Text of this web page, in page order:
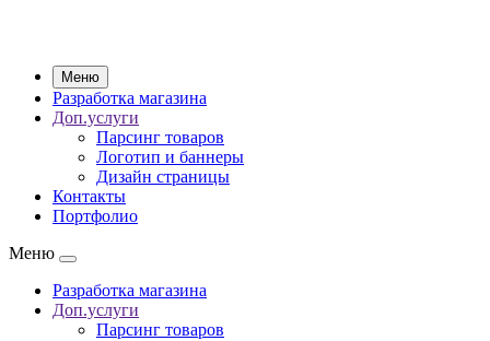
Меню
Разработка магазина
Доп.услуги
Парсинг товаров
Логотип и баннеры
Дизайн страницы
Контакты
Портфолио
Меню
Разработка магазина
Доп.услуги
Парсинг товаров